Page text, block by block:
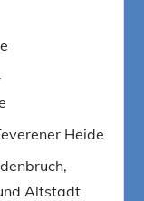
Heide
Altstadt